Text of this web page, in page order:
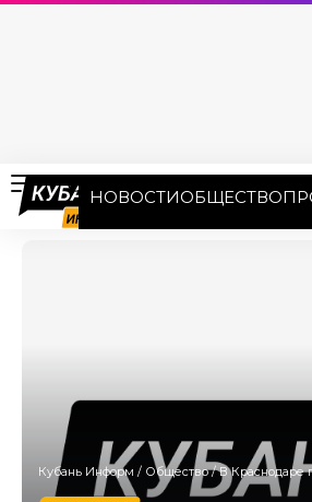
НОВОСТИОБЩЕСТВО
Кубань Информ / Общество/В Краснодаре